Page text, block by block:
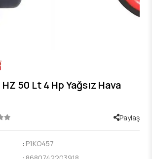
50 Lt 4 Hp Yağsız Hava
Paylaş
: P1KO457